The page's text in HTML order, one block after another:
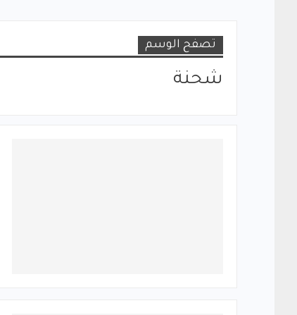
تصفح الوسم
شحنة